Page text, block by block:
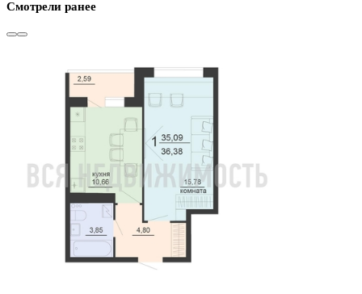
Отделка Предчистовая отделка